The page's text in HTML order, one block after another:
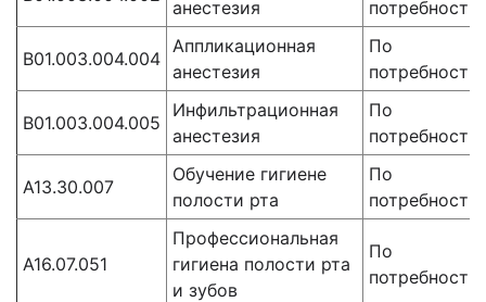
анестезия
потребности
B01.003.004.004
Аппликационная
анестезия
По
потребности
B01.003.004.005
Инфильтрационная
анестезия
По
потребности
A13.30.007
Обучение гигиене
полости рта
По
потребности
A16.07.051
Профессиональная
гигиена полости рта
и зубов
По
потребности